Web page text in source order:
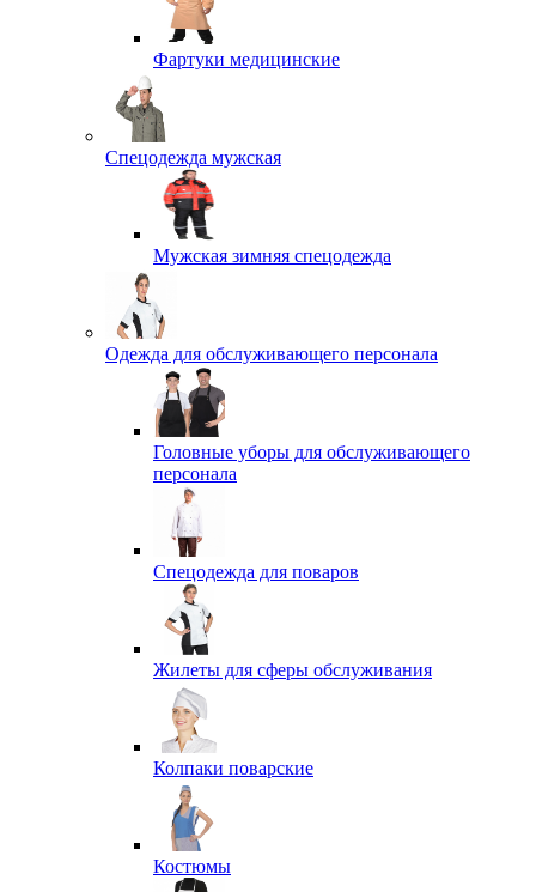
Фартуки медицинские
Спецодежда мужская
Мужская зимняя спецодежда
Одежда для обслуживающего персонала
Головные уборы для обслуживающего
персонала
Спецодежда для поваров
Жилеты для сферы обслуживания
Колпаки поварские
Костюмы